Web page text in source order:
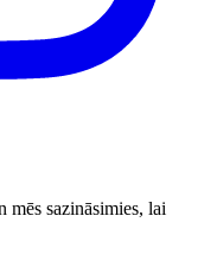
mēs sazināsimies, lai